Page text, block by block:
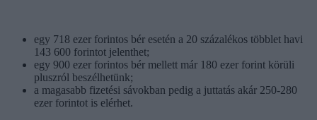
egy 718 ezer forintos bér esetén a 20 százalékos többlet havi
143 600 forintot jelenthet;
egy 900 ezer forintos bér mellett már 180 ezer forint körüli
pluszról beszélhetünk;
a magasabb fizetési sávokban pedig a juttatás akár 250-280
ezer forintot is elérhet.